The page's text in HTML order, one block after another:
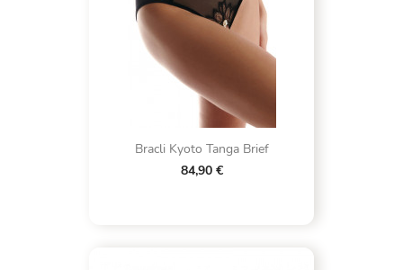
Bracli Kyoto Tanga Brief
84,90 €